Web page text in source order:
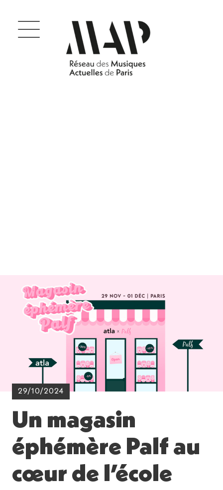
29/10/2024
Un magasin
éphémère Palf au
cœur de l’école